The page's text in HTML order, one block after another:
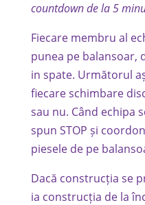
countdown de la 5
Fiecare membru al
punea pe balansoar,
in spate. Următorul
fiecare schimbare
sau nu. Când echipa
spun STOP și
piesele de pe
Dacă construcția se
ia construcția de la